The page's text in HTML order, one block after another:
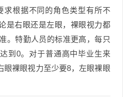
求根据不同的角色类型有所不
是右眼还是左眼，裸眼视力都
。特勤人员的标准更高，每只
到0。对于普通高中毕业生来
眼裸眼视力至少要8，左眼裸眼